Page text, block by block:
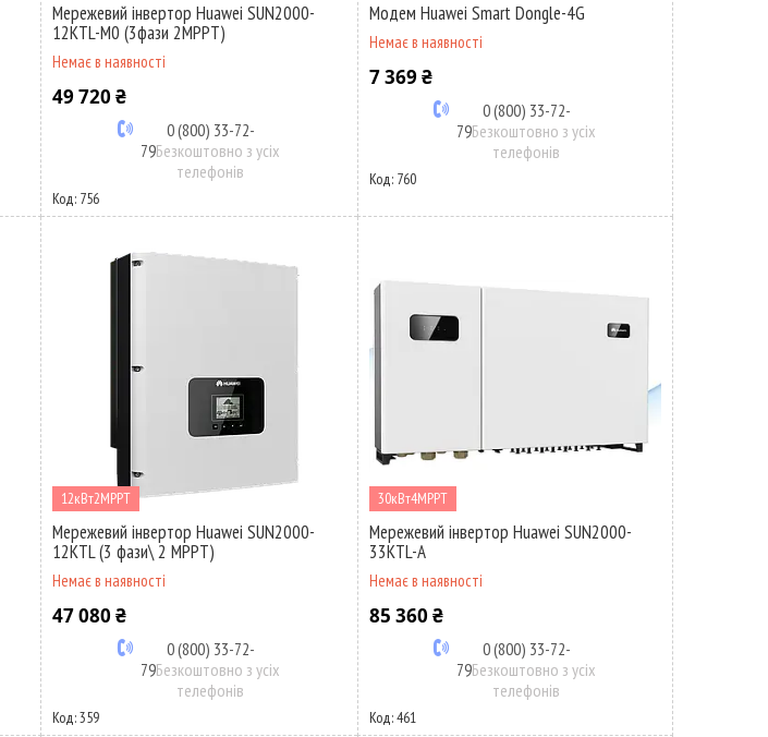
Мережевий інвертор Huawei SUN2000-
12KTL-M0 (3фази 2MPPT)
Немає в наявності
49 720 ₴
0 (800) 33-72-
79Безкоштовно з усіх
телефонів
756
Модем Huawei Smart Dongle-4G
Немає в наявності
7 369 ₴
0 (800) 33-72-
79Безкоштовно з усіх
телефонів
760
12кВт2MPPT
Мережевий інвертор Huawei SUN2000-
12KTL (3 фази\ 2 MPPT)
Немає в наявності
47 080 ₴
0 (800) 33-72-
79Безкоштовно з усіх
телефонів
359
30кВт4MPPT
Мережевий інвертор Huawei SUN2000-
33KTL-A
Немає в наявності
85 360 ₴
0 (800) 33-72-
79Безкоштовно з усіх
телефонів
461